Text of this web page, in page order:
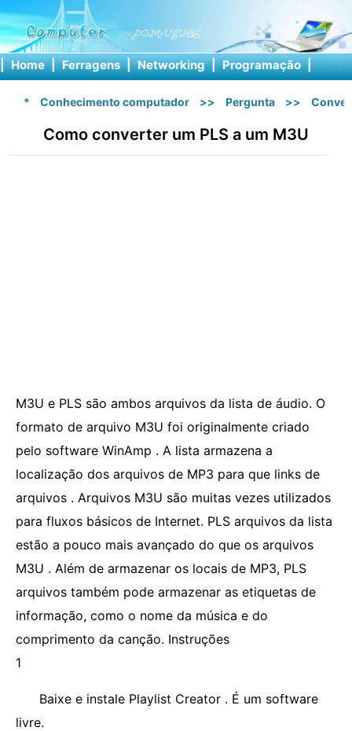
| Home | Ferragens | Networking | Programação |
* Conhecimento computador >> Pergunta >>
Como converter um PLS a um M3U
M3U e PLS são ambos arquivos da lista de áudio. O
formato de arquivo M3U ​​foi originalmente criado
pelo software WinAmp . A lista armazena a
localização dos arquivos de MP3 para que links de
arquivos . Arquivos M3U são muitas vezes utilizados
para fluxos básicos de Internet. PLS arquivos da lista
estão a pouco mais avançado do que os arquivos
M3U . Além de armazenar os locais de MP3, PLS
arquivos também pode armazenar as etiquetas de
informação, como o nome da música e do
comprimento da canção. Instruções
1
Baixe e instale Playlist Creator . É um software
livre.